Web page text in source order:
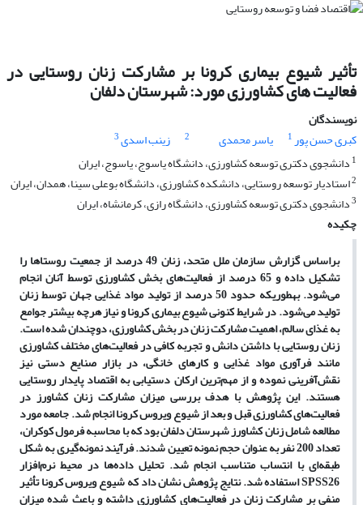
تأثیر شیوع بیماری کرونا بر مشارکت زنان روستایی در
فعالیت های کشاورزی مورد: شهرستان دلفان
نویسندگان
کبری حسن پور1 یاسر محمدی 2 زینب اسدی3
1 دانشجوی دکتری توسعه کشاورزی، دانشگاه یاسوج، یاسوج، ایران
2استادیار توسعه روستایی، دانشکده کشاورزی، دانشگاه بوعلی سینا، همدان، ایران
3دانشجوی دکتری توسعه کشاورزی، دانشگاه رازی، کرمانشاه، ایران
چکیده
براساس گزارش سازمان ملل متحد، زنان 49 درصد از جمعیت روستاها را
تشکیل داده و 65 درصد از فعالیت های بخش کشاورزی توسط آنان انجام
می‌شود. به­طوریکه حدود 50 درصد از تولید مواد غذایی جهان توسط زنان
تولید می‌شود. در شرایط کنونی شیوع بیماری کرونا و نیاز هرچه بیشتر جوامع
به غذای سالم، اهمیت مشارکت زنان در بخش کشاورزی، دوچندان شده است.
زنان روستایی با داشتن دانش و تجربه کافی در فعالیت‌های مختلف کشاورزی
مانند فرآوری مواد غذایی و کارهای خانگی، در بازار صنایع دستی نیز
نقش‌آفرینی نموده و از مهم‌ترین ارکان دستیابی به اقتصاد پایدار روستایی
هستند. این پژوهش با هدف بررسی میزان مشارکت زنان کشاورز در
فعالیت‌های کشاورزی قبل و بعد از شیوع ویروس کرونا انجام شد. جامعه مورد
مطالعه شامل زنان کشاورز شهرستان دلفان بود که با محاسبه فرمول کوکران،
تعداد 200 نفر به عنوان حجم نمونه تعیین شدند. فرآیند نمونه‌گیری به شکل
طبقه‌ای با انتساب متناسب انجام شد. تحلیل دادهها در محیط نرم‌افزار
SPSS26استفاده شد. نتایج پژوهش نشان داد که شیوع ویروس کرونا تأثیر
منفی بر مشارکت زنان در فعالیتهای کشاورزی داشته و باعث شده میزان